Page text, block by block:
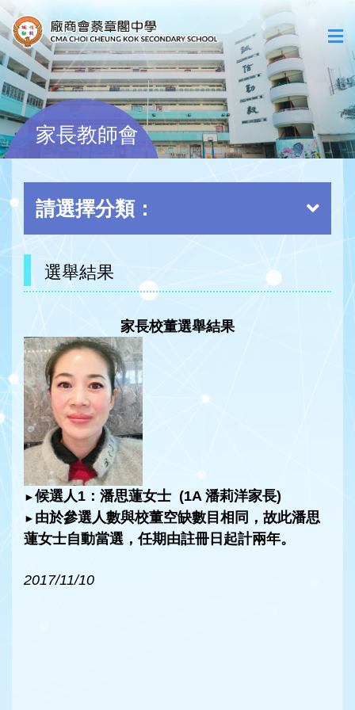
家長教師會
請選擇分類：
選舉結果
家長校董選舉結果
►候選人1：潘思蓮女士 (1A 潘莉洋家長)
► 由於參選人數與校董空缺數目相同，故此潘思
蓮女士自動當選，任期由註冊日起計兩年。
2017/11/10